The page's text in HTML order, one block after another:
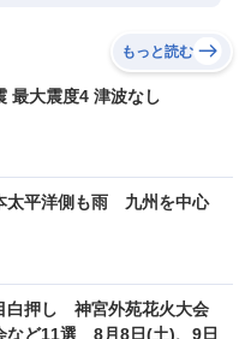
もっと読む
最大震度4 津波なし
太平洋側も雨 九州を中心
白押し 神宮外苑花火大会
など11選 8月8日(土)、9日